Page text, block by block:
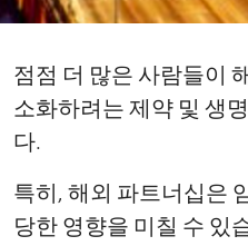
점점 더 많은 사람들이
소화하려는 제약 및 생
다.
특히, 해외 파트너십은
당한 영향을 미칠 수 있